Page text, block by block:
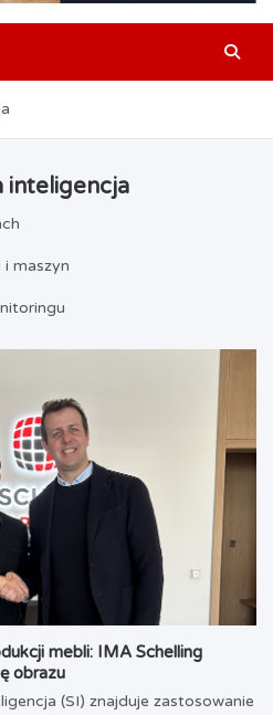
inteligencja
i maszyn
mebli: IMA Schelling
obrazu
(SI) znajduje zastosowanie